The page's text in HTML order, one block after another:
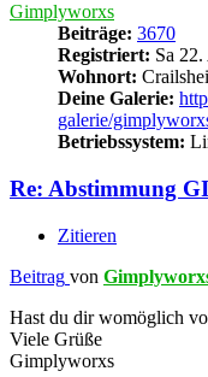
Gimplyworxs
Beiträge: 3670
Registriert: Sa
Wohnort:
Deine Galerie:
galerie/
Betriebssystem:
Re: Abstimmung
Zitieren
Beitrag von
Hast du dir womöglich
Viele Grüße
Gimplyworxs